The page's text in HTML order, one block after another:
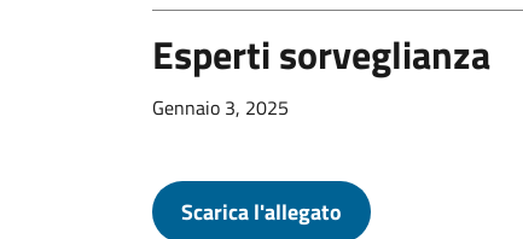
Esperti sorveglianza
Gennaio 3, 2025
Scarica l'allegato